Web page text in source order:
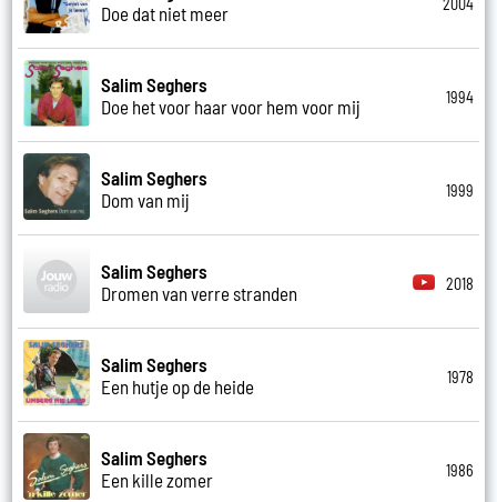
Doe dat niet meer
Salim Seghers
Doe het voor haar voor hem voor mij
1994
Salim Seghers
Dom van mij
1999
Salim Seghers
Dromen van verre stranden
2018
Salim Seghers
Een hutje op de heide
1978
Salim Seghers
Een kille zomer
1986